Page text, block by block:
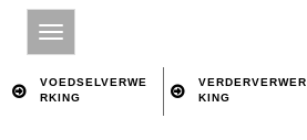
VOEDSELVERWE
RKING
VERDERVERWER
KING